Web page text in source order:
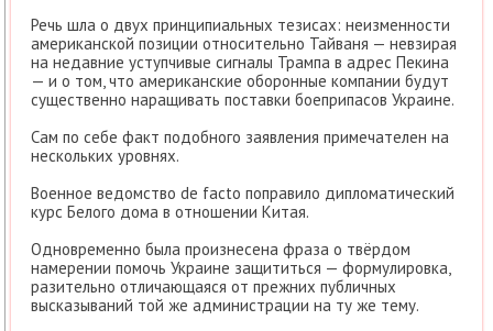
Речь шла о двух принципиальных тезисах: неизменности
американской позиции относительно Тайваня — невзирая
на недавние уступчивые сигналы Трампа в адрес Пекина
— и о том, что американские оборонные компании будут
существенно наращивать поставки боеприпасов Украине.
Сам по себе факт подобного заявления примечателен на
нескольких уровнях.
Военное ведомство de facto поправило дипломатический
курс Белого дома в отношении Китая.
Одновременно была произнесена фраза о твёрдом
намерении помочь Украине защититься — формулировка,
разительно отличающаяся от прежних публичных
высказываний той же администрации на ту же тему.